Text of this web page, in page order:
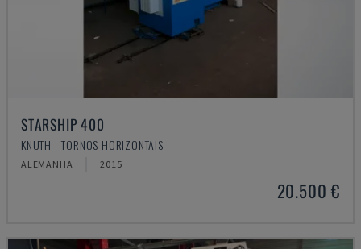
STARSHIP 400
KNUTH - TORNOS HORIZONTAIS
ALEMANHA 2015
20.500 €